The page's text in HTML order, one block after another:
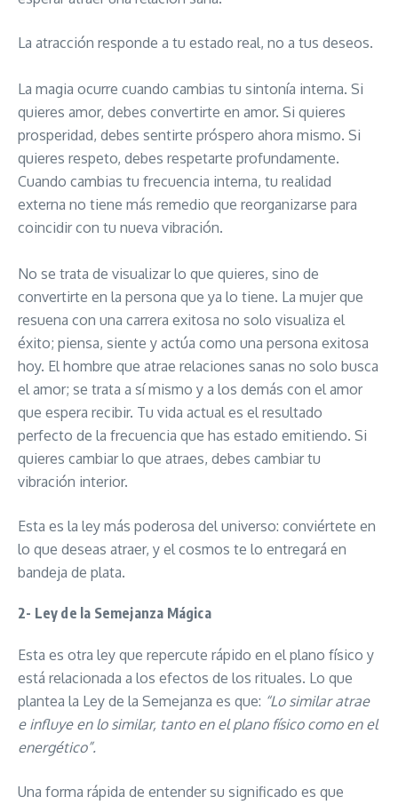
La atracción responde a tu estado real, no a tus deseos.
La magia ocurre cuando cambias tu sintonía interna. Si
quieres amor, debes convertirte en amor. Si quieres
prosperidad, debes sentirte próspero ahora mismo. Si
quieres respeto, debes respetarte profundamente.
Cuando cambias tu frecuencia interna, tu realidad
externa no tiene más remedio que reorganizarse para
coincidir con tu nueva vibración.
No se trata de visualizar lo que quieres, sino de
convertirte en la persona que ya lo tiene. La mujer que
resuena con una carrera exitosa no solo visualiza el
éxito; piensa, siente y actúa como una persona exitosa
hoy. El hombre que atrae relaciones sanas no solo busca
el amor; se trata a sí mismo y a los demás con el amor
que espera recibir. Tu vida actual es el resultado
perfecto de la frecuencia que has estado emitiendo. Si
quieres cambiar lo que atraes, debes cambiar tu
vibración interior.
Esta es la ley más poderosa del universo: conviértete en
lo que deseas atraer, y el cosmos te lo entregará en
bandeja de plata.
2- Ley de la Semejanza Mágica
Esta es otra ley que repercute rápido en el plano físico y
está relacionada a los efectos de los rituales. Lo que
plantea la Ley de la Semejanza es que: “Lo similar atrae
e influye en lo similar, tanto en el plano físico como en el
energético”.
Una forma rápida de entender su significado es que